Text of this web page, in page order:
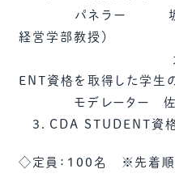
パネラー 坂本
経営学部教授）
大手前大
ENT資格を取得した学生
モデレーター 佐々
3．CDA STUDENT資
◇定員：100名 ※先着順